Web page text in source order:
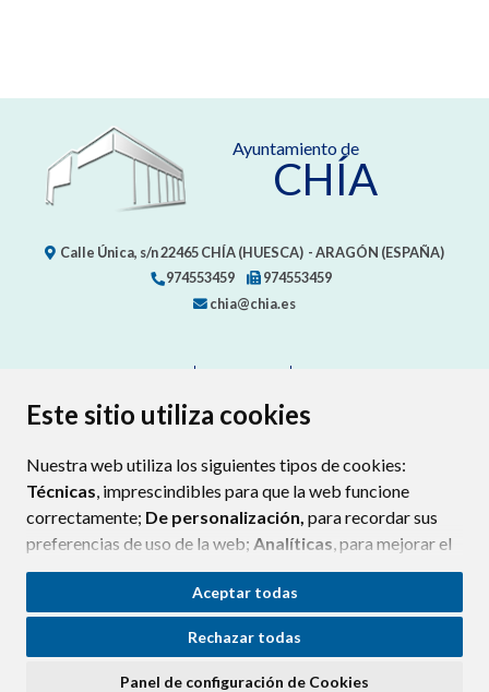
Este sitio utiliza cookies
Nuestra web utiliza los siguientes tipos de cookies:
Técnicas, imprescindibles para que la web funcione
correctamente; De personalización, para recordar sus
preferencias de uso de la web; Analíticas, para mejorar el
funcionamiento de la web y sus servicios.
Si acepta pulsando el botón“Aceptar todas”
consideramos que acepta su uso. Si pulsa el botón
Aceptar todas
Rechazar todas
Panel de configuración de Cookies
Ayuntamiento de
CHÍA
Calle Única, s/n22465CHÍA (HUESCA) - ARAGÓN (ESPAÑA)
974553459
974553459
chia@chia.es
PROTECCION DE DATOS
POLÍTICA DE COOKIES